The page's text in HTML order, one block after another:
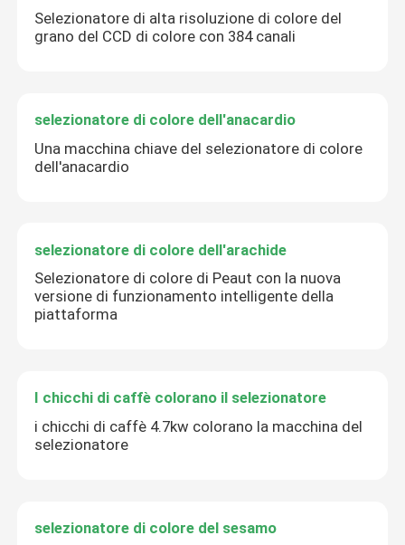
Selezionatore di alta risoluzione di colore del
grano del CCD di colore con 384 canali
selezionatore di colore dell'anacardio
Una macchina chiave del selezionatore di colore
dell'anacardio
selezionatore di colore dell'arachide
Selezionatore di colore di Peaut con la nuova
versione di funzionamento intelligente della
piattaforma
I chicchi di caffè colorano il selezionatore
i chicchi di caffè 4.7kw colorano la macchina del
selezionatore
selezionatore di colore del sesamo